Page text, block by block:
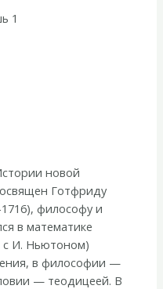
1
новой
Готфриду
философу и
в математике
с И. Ньютоном)
в философии —
— теодицеей. В